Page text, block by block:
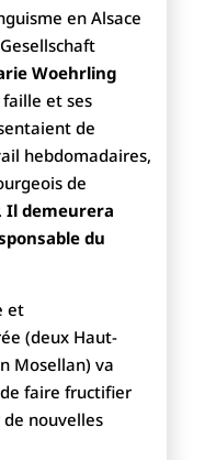
en Alsace
Woehrling
et ses
de
hebdomadaires,
de
Il demeurera
du
et
(deux Haut-
Mosellan) va
faire fructifier
nouvelles